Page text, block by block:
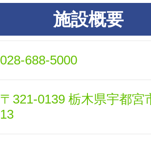
施設概要
028-688-5000
〒321-0139 栃木県宇都宮
13